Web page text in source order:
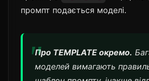
промпт подається моделі.
Про TEMPLATE окремо.
моделей вимагають